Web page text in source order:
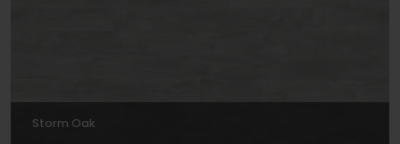
Storm Oak